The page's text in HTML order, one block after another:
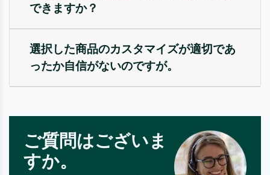
できますか？
選択した商品のカスタマイズが適切であ
ったか自信がないのですが。
ご質問はございま
すか。